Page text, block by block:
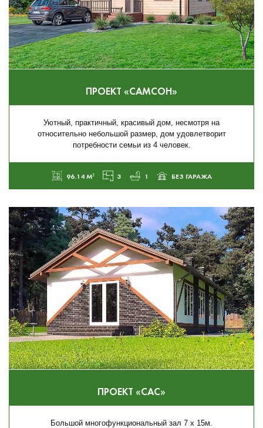
ПРОЕКТ «САМСОН»
Уютный, практичный, красивый дом, несмотря на
относительно небольшой размер, дом удовлетворит
потребности семьи из 4 человек.
96.14 М² 3 1 БЕЗ ГАРАЖА
ПРОЕКТ «САС»
Большой многофункциональный зал 7 х 15м.